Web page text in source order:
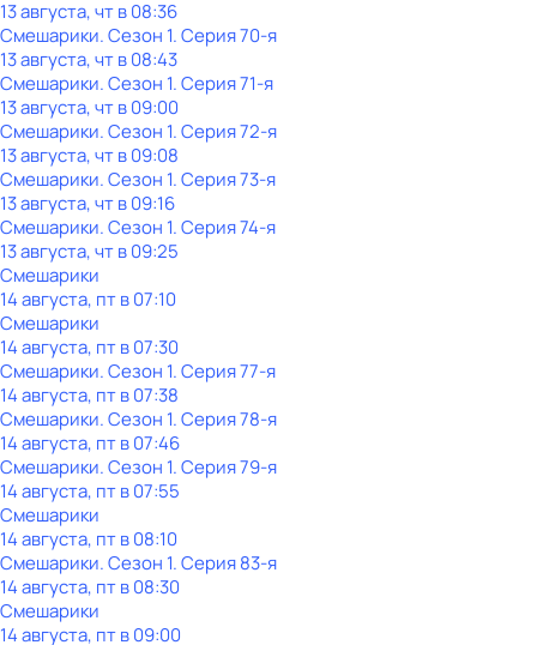
13 августа, чт в 08:36
Смешарики. Сезон 1. Серия 70-я
13 августа, чт в 08:43
Смешарики. Сезон 1. Серия 71-я
13 августа, чт в 09:00
Смешарики. Сезон 1. Серия 72-я
13 августа, чт в 09:08
Смешарики. Сезон 1. Серия 73-я
13 августа, чт в 09:16
Смешарики. Сезон 1. Серия 74-я
13 августа, чт в 09:25
Смешарики
14 августа, пт в 07:10
Смешарики
14 августа, пт в 07:30
Смешарики. Сезон 1. Серия 77-я
14 августа, пт в 07:38
Смешарики. Сезон 1. Серия 78-я
14 августа, пт в 07:46
Смешарики. Сезон 1. Серия 79-я
14 августа, пт в 07:55
Смешарики
14 августа, пт в 08:10
Смешарики. Сезон 1. Серия 83-я
14 августа, пт в 08:30
Смешарики
14 августа, пт в 09:00